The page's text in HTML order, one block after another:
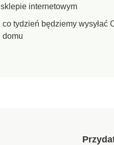
sklepie internetowym
co tydzień będziemy wysyłać
domu